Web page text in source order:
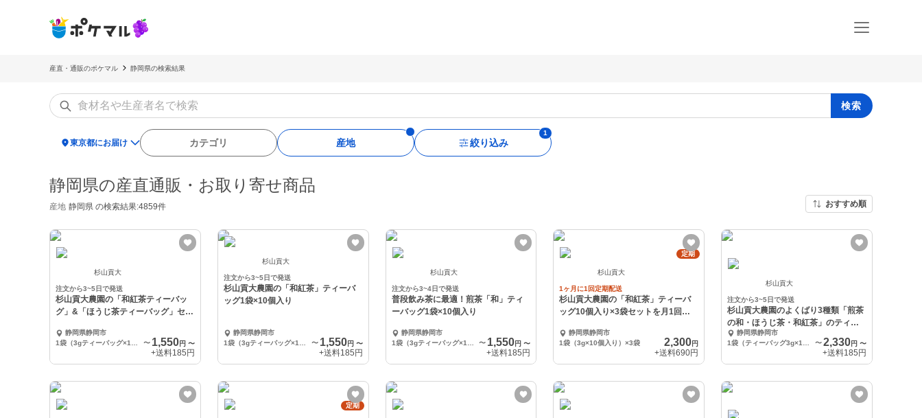
産直・通販のポケマル 静岡県の検索結果
検索
location_on東京都にお届け カテゴリ 産地 絞り込み
静岡県の産直通販・お取り寄せ商品
産地 静岡県 の検索結果:4859件 おすすめ順
杉山貢大
注文から3~5日で発送
杉山貢大農園の「和紅茶ティーバッ
グ」&「ほうじ茶ティーバッグ」セッ
静岡県静岡市
〜 1,550円 〜
+送料185円
杉山貢大
注文から3~5日で発送
杉山貢大農園の「和紅茶」ティーバ
ッグ1袋×10個入り
静岡県静岡市
〜 1,550円 〜
+送料185円
杉山貢大
注文から3~4日で発送
普段飲み茶に最適！煎茶「和」ティ
ーバッグ1袋×10個入り
静岡県静岡市
〜 1,550円〜
+送料185円
定期
杉山貢大
1ヶ月に1回定期配送
杉山貢大農園の「和紅茶」ティーバ
ッグ10個入り×3袋セットを月1回定
静岡県静岡市
1袋（3g×10個入り）×3袋
2,300円
+送料690円
杉山貢大
注文から3~5日で発送
杉山貢大農園のよくばり3種類「煎茶
の和・ほうじ茶・和紅茶」のティー
バッグセット！
静岡県静岡市
〜2,330円 〜
+送料185円
定期